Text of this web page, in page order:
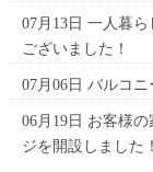
07月13日 一人暮
ございました！
07月06日 バルコニ
06月19日 お客様
ジを開設しました！